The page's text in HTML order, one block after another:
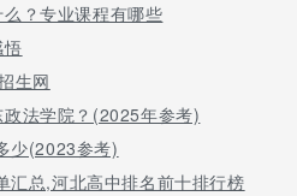
？专业课程有哪些
悟
生网
法学院？(2025年参考)
少(2023参考)
汇总,河北高中排名前十排行榜